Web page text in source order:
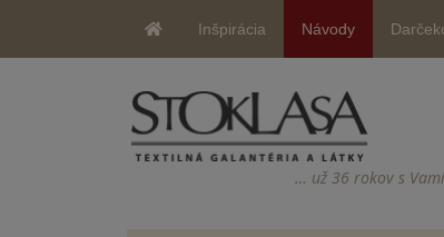
Inšpirácia Návody
… už 36 rokov s Vami